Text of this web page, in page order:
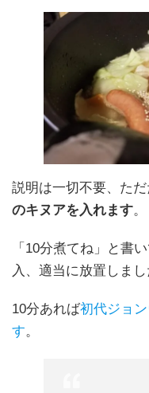
説明は一切不要、た
のキヌアを入れます。
「10分煮てね」と書
入、適当に放置しまし
10分あれば初代ジョ
す。